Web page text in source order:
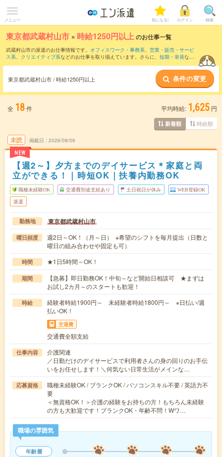
メニュー 気になる! ログイン 検索
東京都武蔵村山市 × 時給1250円以上のお仕事一覧
武蔵村山市の派遣のお仕事情報です。 オフィスワーク・事務系、 営業・販売・サービ
ス系、 クリエイティブ系などのお仕事を取り揃えています。さらに、 短期 ・ 単発など
東京都武蔵村山市 / 時給1250円以上 条件の変更
全 18件 平均時給: 1,625 円
新着順 時給順
未読
NEW
掲載日 2026/08/06
【週2～】夕方までのデイサービス＊家庭と両
立ができる！｜時短OK｜扶養内勤務OK
職種未経験OK 交通費別途支給あり 土日祝日が休み WEB登録OK
派遣
勤務地 東京都武蔵村山市
曜日頻度
週2日～OK！（月～日） ※希望のシフトを毎月提出（日数と
曜日の組み合わせや固定も可）
時間 ★1日5時間～OK！
期間
【急募】即日勤務OK！中旬～など開始日相談可 ★まずは
お試し2カ月～のスタートも歓迎！
時給
経験者時給1900円～ 未経験者時給1800円～ ※日払い/週
払いOK！
交通費
交通費全額支給
仕事内容
介護関連
／日勤だけのデイサービスで利用者さんの身の回りのお手伝
いをお任せします！＼何気ない日常生活がメインな…
応募資格
職種未経験OK / ブランクOK / パソコンスキル不要 / 英語力不
要
＜無資格OK！＞介護の経験をお持ちの方！もちろん未経験
の方も大歓迎です！ブランクOK・年齢不問！Wワ…
職場の雰囲気
年齢層